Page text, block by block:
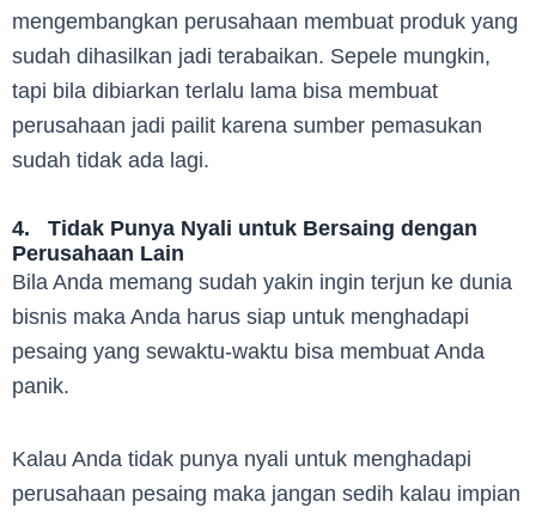
mengembangkan perusahaan membuat produk yang
sudah dihasilkan jadi terabaikan. Sepele mungkin,
tapi bila dibiarkan terlalu lama bisa membuat
perusahaan jadi pailit karena sumber pemasukan
sudah tidak ada lagi.
4. Tidak Punya Nyali untuk Bersaing dengan
Perusahaan Lain
Bila Anda memang sudah yakin ingin terjun ke dunia
bisnis maka Anda harus siap untuk menghadapi
pesaing yang sewaktu-waktu bisa membuat Anda
panik.
Kalau Anda tidak punya nyali untuk menghadapi
perusahaan pesaing maka jangan sedih kalau impian